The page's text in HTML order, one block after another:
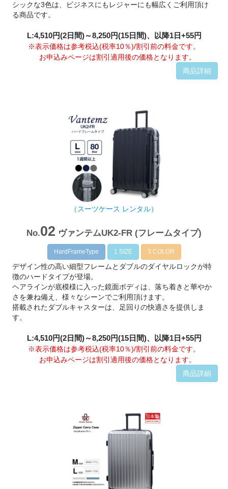
シックな3色は、ビジネスにもレジャーにも幅広くご利用頂け
る商品です。
L:4,510円(2日間)～8,250円(15日間)、以降1日+55円
※表示価格は参考税込(税率10％)/割引前の料金です。
お申込みページは割引適用後の価格となります。
商品詳細
（スーツケース レンタル）
No.02 ヴァンテムUK2-FR (フレームタイプ)
HardFrameType 1 SIZE 3 COLOR
デザイン性の高い細型フレームとダブルのダイヤルロックが特
徴のハードタイプが登場。
ヘアラインが底模様に入った鏡面ボディは、落ち着きと華やか
さを兼ね備え、様々なシーンでご利用頂けます。
搭載されたダブルキャスターは、足回りの快適さを提供しま
す。
L:4,510円(2日間)～8,250円(15日間)、以降1日+55円
※表示価格は参考税込(税率10％)/割引前の料金です。
お申込みページは割引適用後の価格となります。
商品詳細